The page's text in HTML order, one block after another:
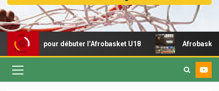
pour débuter l’Afrobasket U18 Afrobasket U18 –